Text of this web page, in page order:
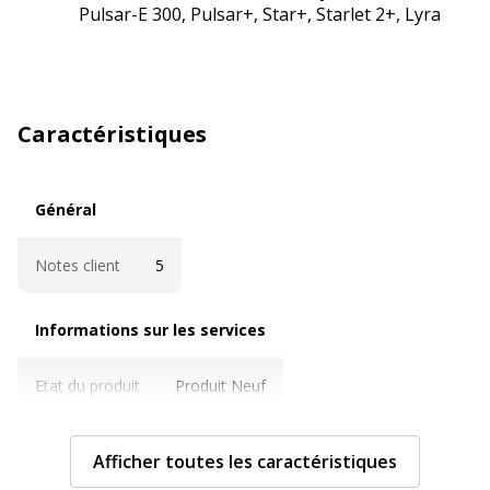
Pulsar-E 300, Pulsar+, Star+, Starlet 2+, Lyra
Caractéristiques
Général
Notes client 5
Informations sur les services
Etat du produit Produit Neuf
Caractéristiques techniques
Caractéristiques techniques
Afficher toutes les caractéristiques